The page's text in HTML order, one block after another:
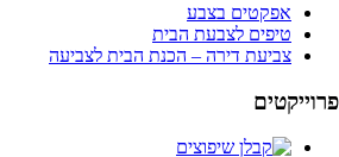
אפקטים בצבע
טיפים לצבעת הבית
צביעת דירה – הכנת הבית לצביעה
פרוייקטים